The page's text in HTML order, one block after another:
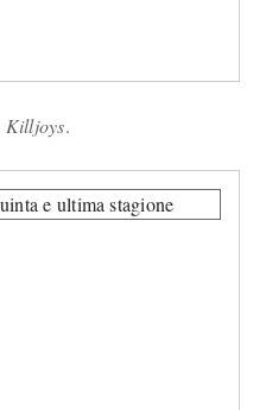
Killjoys.